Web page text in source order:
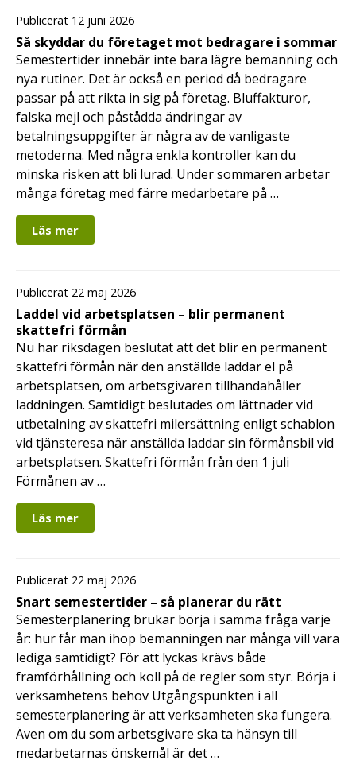
Publicerat 12 juni 2026
Så skyddar du företaget mot bedragare i sommar
Semestertider innebär inte bara lägre bemanning och
nya rutiner. Det är också en period då bedragare
passar på att rikta in sig på företag. Bluffakturor,
falska mejl och påstådda ändringar av
betalningsuppgifter är några av de vanligaste
metoderna. Med några enkla kontroller kan du
minska risken att bli lurad. Under sommaren arbetar
många företag med färre medarbetare på …
Läs mer
Publicerat 22 maj 2026
Laddel vid arbetsplatsen – blir permanent
skattefri förmån
Nu har riksdagen beslutat att det blir en permanent
skattefri förmån när den anställde laddar el på
arbetsplatsen, om arbetsgivaren tillhandahåller
laddningen. Samtidigt beslutades om lättnader vid
utbetalning av skattefri milersättning enligt schablon
vid tjänsteresa när anställda laddar sin förmånsbil vid
arbetsplatsen. Skattefri förmån från den 1 juli
Förmånen av …
Läs mer
Publicerat 22 maj 2026
Snart semestertider – så planerar du rätt
Semesterplanering brukar börja i samma fråga varje
år: hur får man ihop bemanningen när många vill vara
lediga samtidigt? För att lyckas krävs både
framförhållning och koll på de regler som styr. Börja i
verksamhetens behov Utgångspunkten i all
semesterplanering är att verksamheten ska fungera.
Även om du som arbetsgivare ska ta hänsyn till
medarbetarnas önskemål är det …